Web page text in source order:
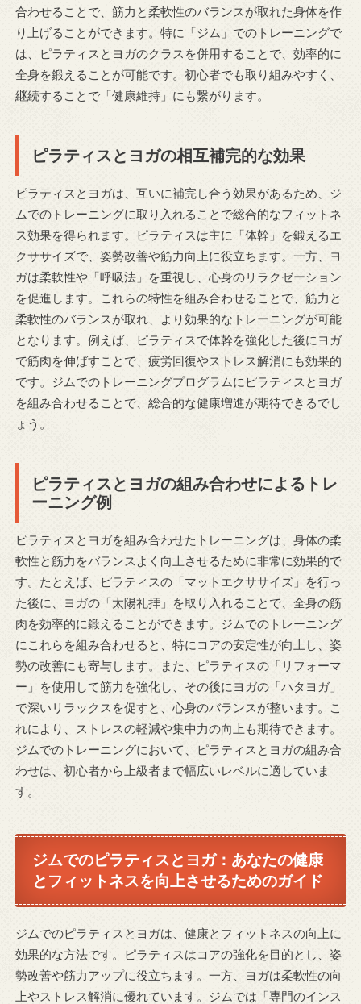
合わせることで、筋力と柔軟性のバランスが取れた身体を作
り上げることができます。特に「ジム」でのトレーニングで
は、ピラティスとヨガのクラスを併用することで、効率的に
全身を鍛えることが可能です。初心者でも取り組みやすく、
継続することで「健康維持」にも繋がります。
ピラティスとヨガの相互補完的な効果
ピラティスとヨガは、互いに補完し合う効果があるため、ジ
ムでのトレーニングに取り入れることで総合的なフィットネ
ス効果を得られます。ピラティスは主に「体幹」を鍛えるエ
クササイズで、姿勢改善や筋力向上に役立ちます。一方、ヨ
ガは柔軟性や「呼吸法」を重視し、心身のリラクゼーション
を促進します。これらの特性を組み合わせることで、筋力と
柔軟性のバランスが取れ、より効果的なトレーニングが可能
となります。例えば、ピラティスで体幹を強化した後にヨガ
で筋肉を伸ばすことで、疲労回復やストレス解消にも効果的
です。ジムでのトレーニングプログラムにピラティスとヨガ
を組み合わせることで、総合的な健康増進が期待できるでし
ょう。
ピラティスとヨガの組み合わせによるトレ
ーニング例
ピラティスとヨガを組み合わせたトレーニングは、身体の柔
軟性と筋力をバランスよく向上させるために非常に効果的で
す。たとえば、ピラティスの「マットエクササイズ」を行っ
た後に、ヨガの「太陽礼拝」を取り入れることで、全身の筋
肉を効率的に鍛えることができます。ジムでのトレーニング
にこれらを組み合わせると、特にコアの安定性が向上し、姿
勢の改善にも寄与します。また、ピラティスの「リフォーマ
ー」を使用して筋力を強化し、その後にヨガの「ハタヨガ」
で深いリラックスを促すと、心身のバランスが整います。こ
れにより、ストレスの軽減や集中力の向上も期待できます。
ジムでのトレーニングにおいて、ピラティスとヨガの組み合
わせは、初心者から上級者まで幅広いレベルに適していま
す。
ジムでのピラティスとヨガ：あなたの健康
とフィットネスを向上させるためのガイド
ジムでのピラティスとヨガは、健康とフィットネスの向上に
効果的な方法です。ピラティスはコアの強化を目的とし、姿
勢改善や筋力アップに役立ちます。一方、ヨガは柔軟性の向
上やストレス解消に優れています。ジムでは「専門のインス